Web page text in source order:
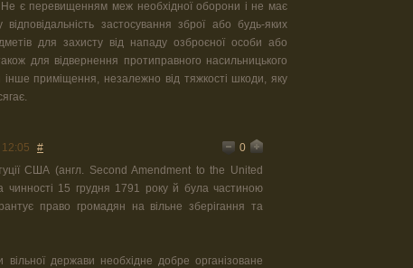
Не є перевищенням меж необхідної оборони і не має
відповідальність застосування зброї або будь-яких
для захисту від нападу озброєної особи або
для відвернення протиправного насильницького
приміщення, незалежно від тяжкості шкоди, яку
#
0
США (англ. Second Amendment to the United
чинності 15 грудня 1791 року й була частиною
право громадян на вільне зберігання та
держави необхідне добре організоване